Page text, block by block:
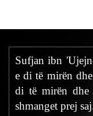
Sufjan ibn
e di të mirën
di të mirën dhe
shmanget prej